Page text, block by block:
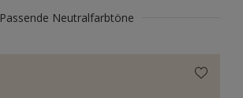
Passende Neutralfarbtöne